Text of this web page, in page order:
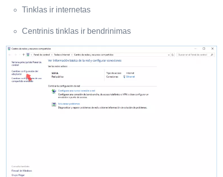
Tinklas ir internetas
Centrinis tinklas ir bendrinimas